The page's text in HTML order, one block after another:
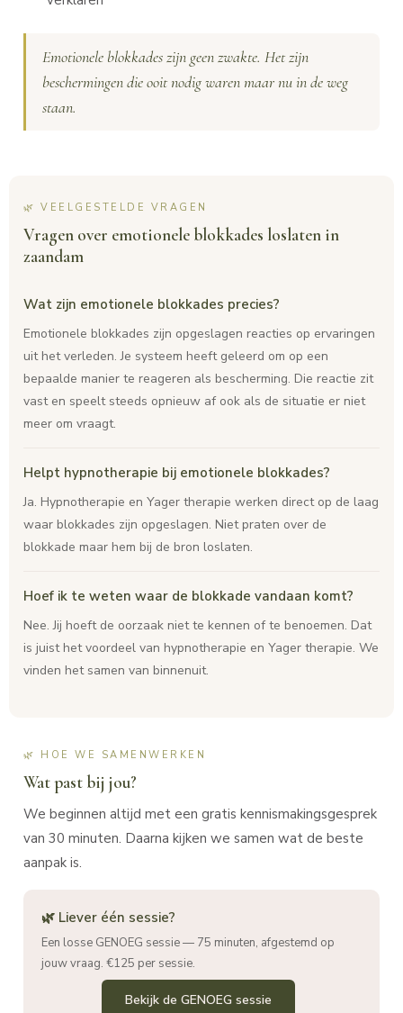
Emotionele blokkades zijn geen zwakte. Het zijn
beschermingen die ooit nodig waren maar nu in de weg
staan.
🌿 VEELGESTELDE VRAGEN
Vragen over emotionele blokkades loslaten in
zaandam
Wat zijn emotionele blokkades precies?
Emotionele blokkades zijn opgeslagen reacties op ervaringen
uit het verleden. Je systeem heeft geleerd om op een
bepaalde manier te reageren als bescherming. Die reactie zit
vast en speelt steeds opnieuw af ook als de situatie er niet
meer om vraagt.
Helpt hypnotherapie bij emotionele blokkades?
Ja. Hypnotherapie en Yager therapie werken direct op de laag
waar blokkades zijn opgeslagen. Niet praten over de
blokkade maar hem bij de bron loslaten.
Hoef ik te weten waar de blokkade vandaan komt?
Nee. Jij hoeft de oorzaak niet te kennen of te benoemen. Dat
is juist het voordeel van hypnotherapie en Yager therapie. We
vinden het samen van binnenuit.
🌿 HOE WE SAMENWERKEN
Wat past bij jou?
We beginnen altijd met een gratis kennismakingsgesprek
van 30 minuten. Daarna kijken we samen wat de beste
aanpak is.
🌿 Liever één sessie?
Een losse GENOEG sessie — 75 minuten, afgestemd op
jouw vraag. €125 per sessie.
Bekijk de GENOEG sessie